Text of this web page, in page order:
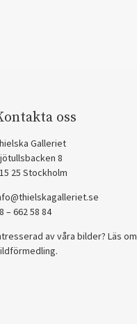
oss
Galleriet
8
25 Stockholm
– 662 58 84
av våra bilder? Läs om
.